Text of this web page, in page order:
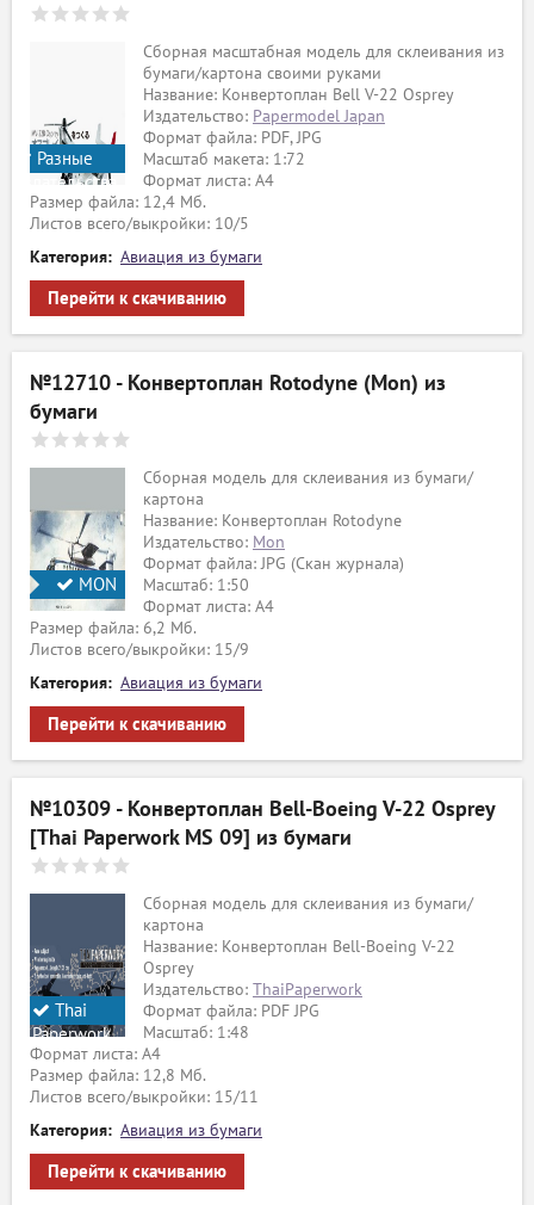
Разные
издательства
Сборная масштабная модель для склеивания из
бумаги/картона своими руками
Название: Конвертоплан Bell V-22 Osprey
Издательство: Papermodel Japan
Формат файла: PDF, JPG
Масштаб макета: 1:72
Формат листа: А4
Размер файла: 12,4 Мб.
Листов всего/выкройки: 10/5
Категория: Авиация из бумаги
Перейти к скачиванию
№12710 - Конвертоплан Rotodyne (Mon) из
бумаги
MON
Сборная модель для склеивания из бумаги/
картона
Название: Конвертоплан Rotodyne
Издательство: Mon
Формат файла: JPG (Скан журнала)
Масштаб: 1:50
Формат листа: А4
Размер файла: 6,2 Мб.
Листов всего/выкройки: 15/9
Категория: Авиация из бумаги
Перейти к скачиванию
№10309 - Конвертоплан Bell-Boeing V-22 Osprey
[Thai Paperwork MS 09] из бумаги
Thai
Paperwork
Сборная модель для склеивания из бумаги/
картона
Название: Конвертоплан Bell-Boeing V-22
Osprey
Издательство: ThaiPaperwork
Формат файла: PDF JPG
Масштаб: 1:48
Формат листа: А4
Размер файла: 12,8 Мб.
Листов всего/выкройки: 15/11
Категория: Авиация из бумаги
Перейти к скачиванию